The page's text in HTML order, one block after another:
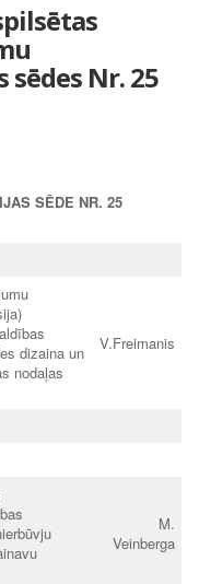
sēdes Nr. 25
SĒDE NR. 25
dizaina un
nodaļas
V.Freimanis
M.
Veinberga